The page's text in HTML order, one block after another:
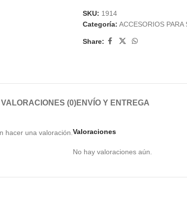
SKU: 1914
Categoría: ACCESORIOS PARA
Share:
VALORACIONES (0)ENVÍO Y ENTREGA
Valoraciones
No hay valoraciones aún.
hacer una valoración.